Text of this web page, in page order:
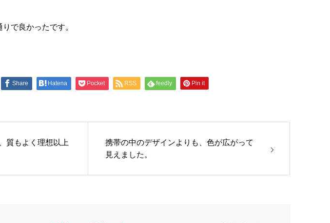
で良かったです。
Share Hatena Pocket RSS feedly Pin it
質もよく理想以上
携帯の中のデザインよりも、色が広がって
見えました。